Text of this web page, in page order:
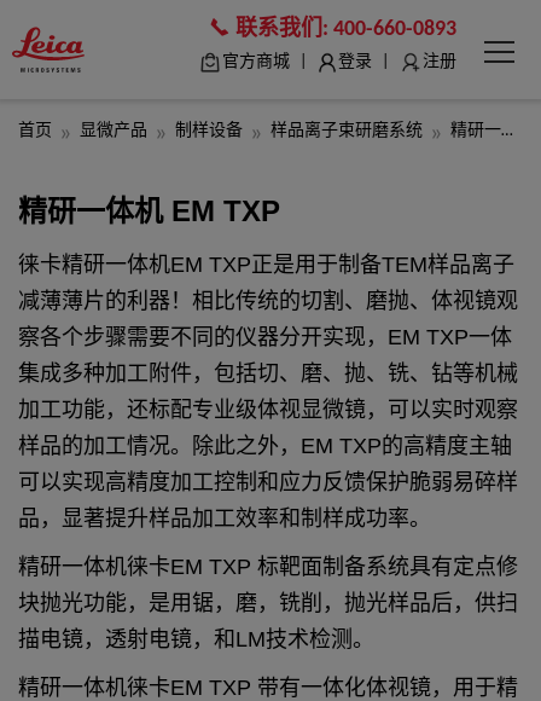
联系我们: 400-660-0893
官方商城 登录 注册
首页 显微产品 制样设备 样品离子束研磨系统 精研一体机 Leica EM TXP
精研一体机 EM TXP
徕卡精研一体机EM TXP正是用于制备TEM样品离子
减薄薄片的利器！相比传统的切割、磨抛、体视镜观
察各个步骤需要不同的仪器分开实现，EM TXP一体
集成多种加工附件，包括切、磨、抛、铣、钻等机械
加工功能，还标配专业级体视显微镜，可以实时观察
样品的加工情况。除此之外，EM TXP的高精度主轴
可以实现高精度加工控制和应力反馈保护脆弱易碎样
品，显著提升样品加工效率和制样成功率。
精研一体机徕卡EM TXP 标靶面制备系统具有定点修
块抛光功能，是用锯，磨，铣削，抛光样品后，供扫
描电镜，透射电镜，和LM技术检测。
精研一体机徕卡EM TXP 带有一体化体视镜，用于精